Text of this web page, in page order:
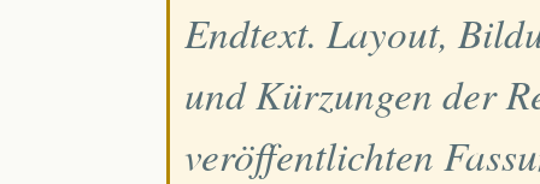
Endtext. Layout,
und Kürzungen der
veröffentlichten